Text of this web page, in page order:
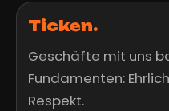
Ticken.
Geschäfte mit uns
Fundamenten:
Respekt.